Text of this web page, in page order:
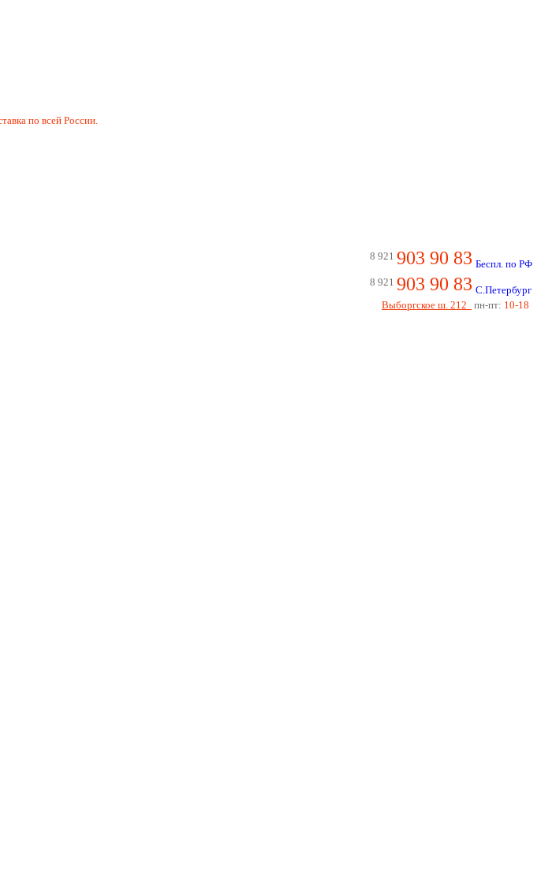
по всей России.
8 921 903 90 83 Беспл. по РФ
8 921 903 90 83 С.Петербург
Выборгское ш. 212
пн-пт: 10-18